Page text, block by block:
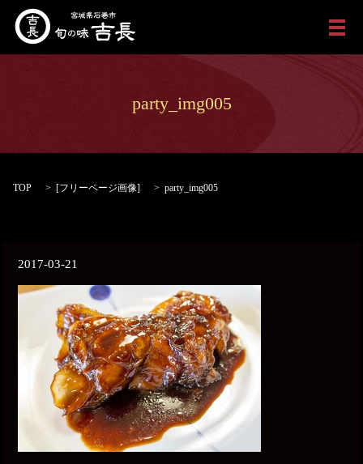
メ
party_img005
TOP [フリーページ画像] party_img005
2017-03-21